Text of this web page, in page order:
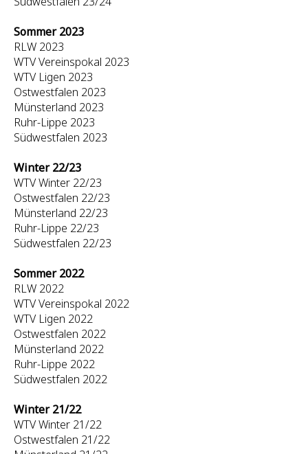
Sommer 2023
RLW 2023
WTV Vereinspokal 2023
WTV Ligen 2023
Ostwestfalen 2023
Münsterland 2023
Ruhr-Lippe 2023
Südwestfalen 2023
Winter 22/23
WTV Winter 22/23
Ostwestfalen 22/23
Münsterland 22/23
Ruhr-Lippe 22/23
Südwestfalen 22/23
Sommer 2022
RLW 2022
WTV Vereinspokal 2022
WTV Ligen 2022
Ostwestfalen 2022
Münsterland 2022
Ruhr-Lippe 2022
Südwestfalen 2022
Winter 21/22
WTV Winter 21/22
Ostwestfalen 21/22